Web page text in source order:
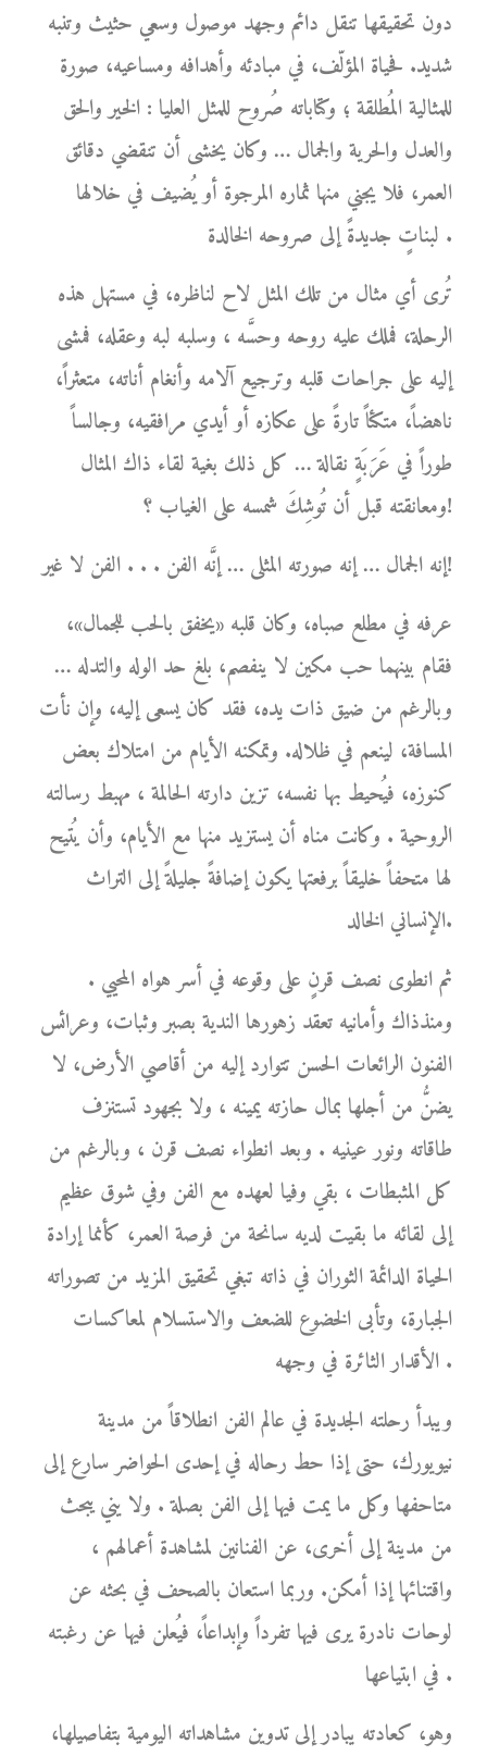
دون تحقيقها تنقل دائم وجهد موصول وسعي حثيث وتنبه
شديد. فحياة المؤلّف، في مبادئه وأهدافه ومساعيه، صورة
للمثالية المُطلقة ؛ وكتاباته صُروح للمثل العليا : الخير والحق
والعدل والحرية والجمال … وكان يخشى أن تنقضي دقائق
العمر، فلا يجني منها ثماره المرجوة أو يُضيف في خلالها
لبناتٍ جديدةً إلى صروحه الخالدة .
تُرى أي مثال من تلك المثل لاح لناظره، في مستهل هذه
الرحلة، فملك عليه روحه وحسَّه ، وسلبه لبه وعقله، فمشى
إليه على جراحات قلبه وترجيع آلامه وأنغام أناته، متعثراً،
ناهضاً، متكئاً تارةً على عكازه أو أيدي مرافقيه، وجالساً
طوراً في عَرَبَةٍ نقالة … كل ذلك بغية لقاء ذاك المثال
ومعانقته قبل أن تُوشِكَ شمسه على الغياب ؟!
إنه الجمال … إنه صورته المثلى … إنَّه الفن . . . الفن لا غير!
عرفه في مطلع صباه، وكان قلبه «يخفق بالحب للجمال»،
فقام بينهما حب مكين لا ينفصم، بلغ حد الوله والتدله …
وبالرغم من ضيق ذات يده، فقد كان يسعى إليه، وإن نأت
المسافة، لينعم في ظلاله. وتمكنه الأيام من امتلاك بعض
كنوزه، فيُحيط بها نفسه، تزين دارته الحالمة ، مهبط رسالته
الروحية . وكانت مناه أن يستزيد منها مع الأيام، وأن يُتيح
لها متحفاً خليقاً برفعتها يكون إضافةً جليلةً إلى التراث
الإنساني الخالد.
ثم انطوى نصف قرنٍ على وقوعه في أسر هواه المحيي .
ومنذذاك وأمانيه تعقد زهورها الندية بصبر وثبات، وعرائس
الفنون الرائعات الحسن تتوارد إليه من أقاصي الأرض، لا
يضنُّ من أجلها بمال حازته يمينه ، ولا بجهود تستنزف
طاقاته ونور عينيه . وبعد انطواء نصف قرن ، وبالرغم من
كل المثبطات ، بقي وفيا لعهده مع الفن وفي شوق عظيم
إلى لقائه ما بقيت لديه سانحة من فرصة العمر، كأنما إرادة
الحياة الدائمة الثوران في ذاته تبغي تحقيق المزيد من تصوراته
الجبارة، وتأبى الخضوع للضعف والاستسلام لمعاكسات
الأقدار الثائرة في وجهه .
ويبدأ رحلته الجديدة في عالم الفن انطلاقاً من مدينة
نيويورك، حتى إذا حط رحاله في إحدى الحواضر سارع إلى
متاحفها وكل ما يمت فيها إلى الفن بصلة . ولا يني يبحث
من مدينة إلى أخرى، عن الفنانين لمشاهدة أعمالهم ،
واقتنائها إذا أمكن. وربما استعان بالصحف في بحثه عن
لوحات نادرة يرى فيها تفرداً وإبداعاً، فيُعلن فيها عن رغبته
في ابتياعها .
وهو، كعادته يبادر إلى تدوين مشاهداته اليومية بتفاصيلها،